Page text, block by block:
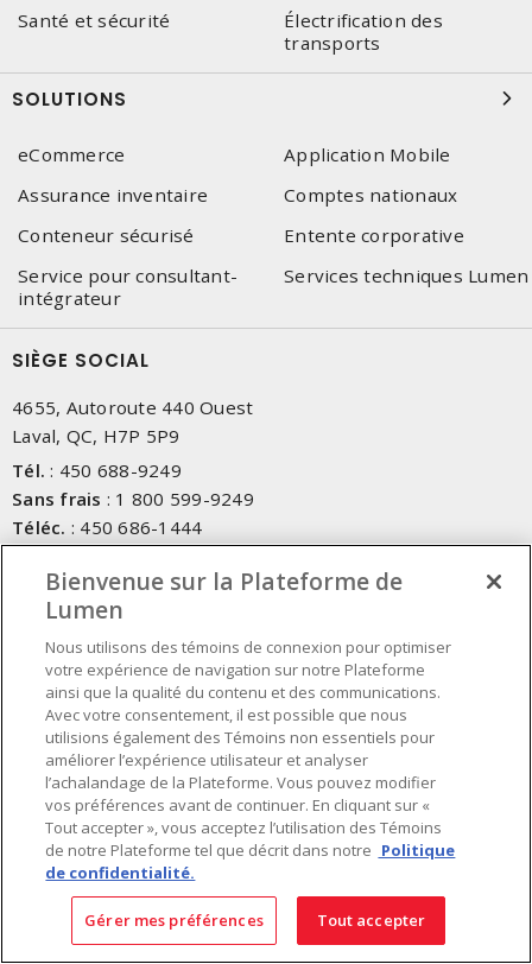
Santé et sécurité
Électrification des
transports
SOLUTIONS
eCommerce
Application Mobile
Assurance inventaire
Comptes nationaux
Conteneur sécurisé
Entente corporative
Service pour consultant-
intégrateur
Services techniques Lumen
SIÈGE SOCIAL
4655, Autoroute 440 Ouest
Laval, QC, H7P 5P9
Tél. : 450 688-9249
Sans frais : 1 800 599-9249
Téléc. : 450 686-1444
bureau - 17h00 et 7h00, Frais applicables)
Fait au Canada avec des composants canadiens et importés
INSCRIVEZ-VOUS À L'INFOLETTRE
Obtenez des informations à jour sur les offres de Lumen
Bienvenue sur la Plateforme de
Lumen
Nous utilisons des témoins de connexion pour optimiser
votre expérience de navigation sur notre Plateforme
ainsi que la qualité du contenu et des communications.
Avec votre consentement, il est possible que nous
utilisions également des Témoins non essentiels pour
améliorer l’expérience utilisateur et analyser
l’achalandage de la Plateforme. Vous pouvez modifier
vos préférences avant de continuer. En cliquant sur «
Tout accepter », vous acceptez l’utilisation des Témoins
de notre Plateforme tel que décrit dans notre Politique
de confidentialité.
Gérer mes préférences Tout accepter